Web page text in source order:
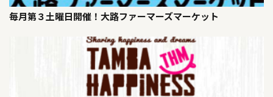
毎月第３土曜日開催！大路ファーマーズマーケット